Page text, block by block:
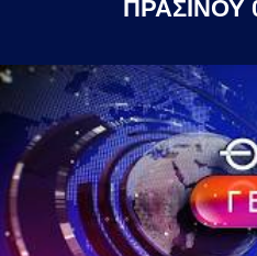
ΠΡΑΣΙΝΟΥ